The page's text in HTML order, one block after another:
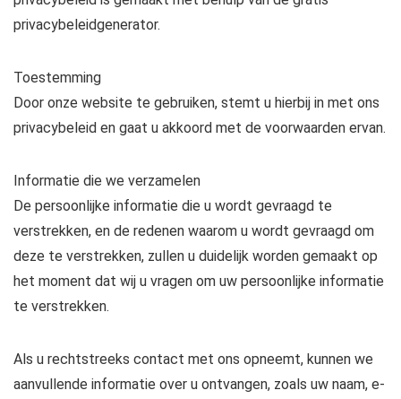
privacybeleidgenerator.
Toestemming
Door onze website te gebruiken, stemt u hierbij in met ons
privacybeleid en gaat u akkoord met de voorwaarden ervan.
Informatie die we verzamelen
De persoonlijke informatie die u wordt gevraagd te
verstrekken, en de redenen waarom u wordt gevraagd om
deze te verstrekken, zullen u duidelijk worden gemaakt op
het moment dat wij u vragen om uw persoonlijke informatie
te verstrekken.
Als u rechtstreeks contact met ons opneemt, kunnen we
aanvullende informatie over u ontvangen, zoals uw naam, e-